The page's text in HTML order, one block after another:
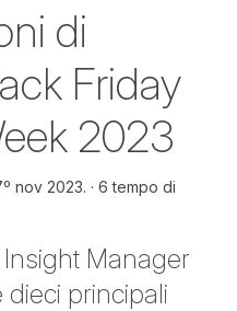
di
Friday
2023
nov 2023.
6 tempo di
Manager
dieci principali